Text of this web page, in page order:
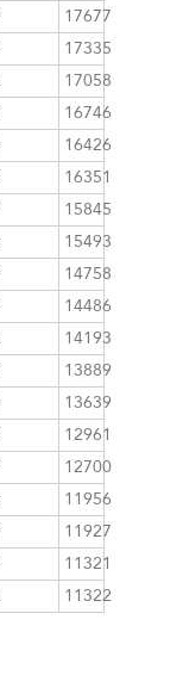
17677
17335
17058
16746
16426
16351
15845
15493
14758
14486
14193
13889
13639
12961
12700
11956
11927
11321
11322